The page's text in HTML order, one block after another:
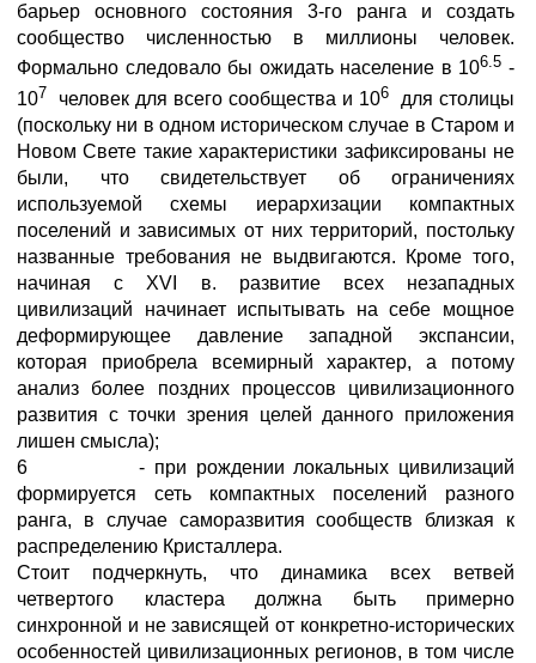
барьер основного состояния 3-го ранга и создать
сообщество численностью в миллионы человек.
Формально следовало бы ожидать население в 106.5 -
107 человек для всего сообщества и 106
для столицы
(поскольку ни в одном историческом случае в Старом и
Новом Свете такие характеристики зафиксированы не
были, что свидетельствует об ограничениях
используемой схемы иерархизации компактных
поселений и зависимых от них территорий, постольку
названные требования не выдвигаются. Кроме того,
начиная с XVI в. развитие всех незападных
цивилизаций начинает испытывать на себе мощное
деформирующее давление западной экспансии,
которая приобрела всемирный характер, а потому
анализ более поздних процессов цивилизационного
развития с точки зрения целей данного приложения
лишен смысла);
6 - при рождении локальных цивилизаций
формируется сеть компактных поселений разного
ранга, в случае саморазвития сообществ близкая к
распределению Кристаллера.
Стоит подчеркнуть, что динамика всех ветвей
четвертого кластера должна быть примерно
синхронной и не зависящей от конкретно-исторических
особенностей цивилизационных регионов, в том числе